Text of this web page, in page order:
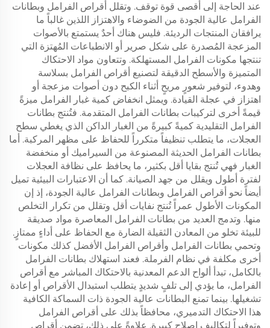
عند الحاجة إلى أقصى قوة توقف. وتقلل أقراص الفرامل وبطانات
الفرامل عالية الجودة من الضوضاء والاهتزاز اللذين غالباً ما
يرافقان المنتجات الرديئة. فليس هناك أحدٌ يستمتع بالأصوات
المزعجة المُصدرة على شكل صرير أو الانطباعات المُهتزة التي
تنتجها مكونات الفرامل المستهلكة. وتتعاون مواد الاحتكاك
المتميزة والأسطح الدقيقة لتصنيع أقراص الفرامل بسلاسة
وهدوء، لتوفير شعورٍ مريحٍ أثناء الكبح دون أصوات مزعجة أو
اهتزاز في عجلة القيادة. ويمثل انخفاض كمية غبار الفرامل ميزةً
قيمةً أخرى لتركيبات بطانات الفرامل المتقدمة. فتُنتج بطانات
الفرامل التقليدية كميةً كبيرةً من الغبار الداكن الذي يغطي سطح
العجلات، ما يتطلب تنظيفاً متكرراً للحفاظ على مظهر المركبة. أما
بطانات الفرامل الحديثة المصنوعة من السيراميك أو منخفضة
الغبار فهي تُنتج بقايا أقل بكثير، ما يحافظ على نظافة العجلات
لفترة أطول ويقلل من جهد الصيانة. كما أن الاعتبارات البيئية تميل
أيضاً نحو أقراص الفرامل وبطانات الفرامل عالية الجودة، إذ إن
المكونات الأطول عمراً تُنتج نفايات أقل وتقلل من تكرار التخلص
منها. وتدمج العديد من بطانات الفرامل المعاصرة مواد صديقة
للبيئة تخلو من المعادن الثقيلة الضارة مع الحفاظ على أداءٍ ممتازٍ.
وتحمي بطانات الفرامل وأقراص الفرامل الأفضل كذلك مكونات
أخرى مكلفة في نظام الفرملة. فعند استهلاك بطانات الفرامل
بالكامل، تبدأ ألواح الدعم المعدنية بالاحتكاك المباشر مع أقراص
الفرامل، ما يؤدي إلى تلفٍ شديدٍ يتطلب استبدال الأقراص أو إعادة
تشغيلها. بينما تمنع البطانات عالية الجودة ذات السماكة الكافية
هذا الاحتكاك التدميري، محافظاً بذلك على أقراص الفرامل
وتوفيراً لتكاليف إصلاحٍ كبيرة. علاوةً على ذلك، تضمن أقراص